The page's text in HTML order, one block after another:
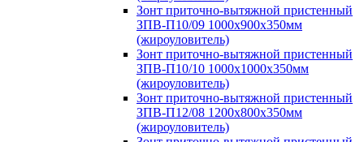
Зонт приточно-вытяжной пристенный
ЗПВ-П10/09 1000х900х350мм
(жироуловитель)
Зонт приточно-вытяжной пристенный
ЗПВ-П10/10 1000х1000х350мм
(жироуловитель)
Зонт приточно-вытяжной пристенный
ЗПВ-П12/08 1200х800х350мм
(жироуловитель)